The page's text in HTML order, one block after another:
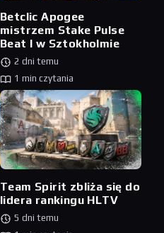
Betclic Apogee
mistrzem Stake Pulse
Beat I w Sztokholmie
2 dni temu
1 min czytania
Team Spirit zbliża się do
lidera rankingu HLTV
5 dni temu